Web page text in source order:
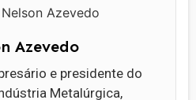
Azevedo
e presidente do
Metalúrgica,